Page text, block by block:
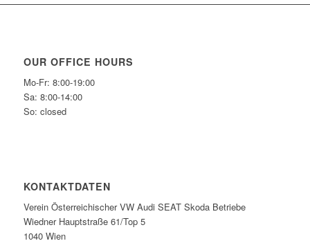
OUR OFFICE HOURS
Mo-Fr: 8:00-19:00
Sa: 8:00-14:00
So: closed
KONTAKTDATEN
Verein Österreichischer VW Audi SEAT Skoda Betriebe
Wiedner Hauptstraße 61/Top 5
1040 Wien